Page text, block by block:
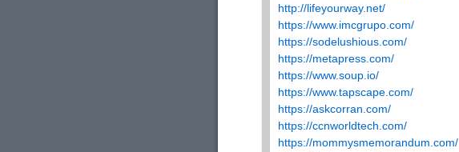
http://lifeyourway.net/
https://www.imcgrupo.com/
https://sodelushious.com/
https://metapress.com/
https://www.soup.io/
https://www.tapscape.com/
https://askcorran.com/
https://ccnworldtech.com/
https://mommysmemorandum.com/